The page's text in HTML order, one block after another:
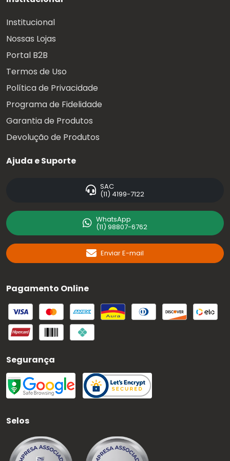
Institucional
Nossas Lojas
Portal B2B
Termos de Uso
Política de Privacidade
Programa de Fidelidade
Garantia de Produtos
Devolução de Produtos
Ajuda e Suporte
SAC
(11) 4199-7122
WhatsApp
(11) 98807-6762
Enviar E-mail
Pagamento Online
Segurança
Selos